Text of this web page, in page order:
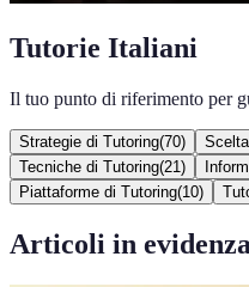
Tutorie Italiani
Il tuo punto di riferimento per
Strategie di Tutoring(70)
Tecniche di Tutoring(21 )
Piattaforme di Tutoring(10)
Articoli in evidenza